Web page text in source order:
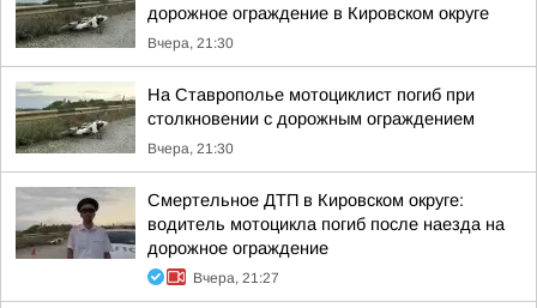
дорожное ограждение в Кировском округе
Вчера, 21:30
На Ставрополье мотоциклист погиб при
столкновении с дорожным ограждением
Вчера, 21:30
Смертельное ДТП в Кировском округе:
водитель мотоцикла погиб после наезда на
дорожное ограждение
Вчера, 21:27